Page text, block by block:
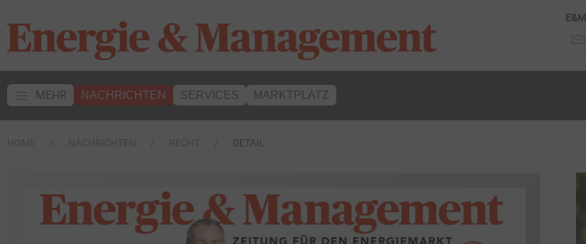
MEHR NACHRICHTEN SERVICES MARKTPLATZ
DETAIL